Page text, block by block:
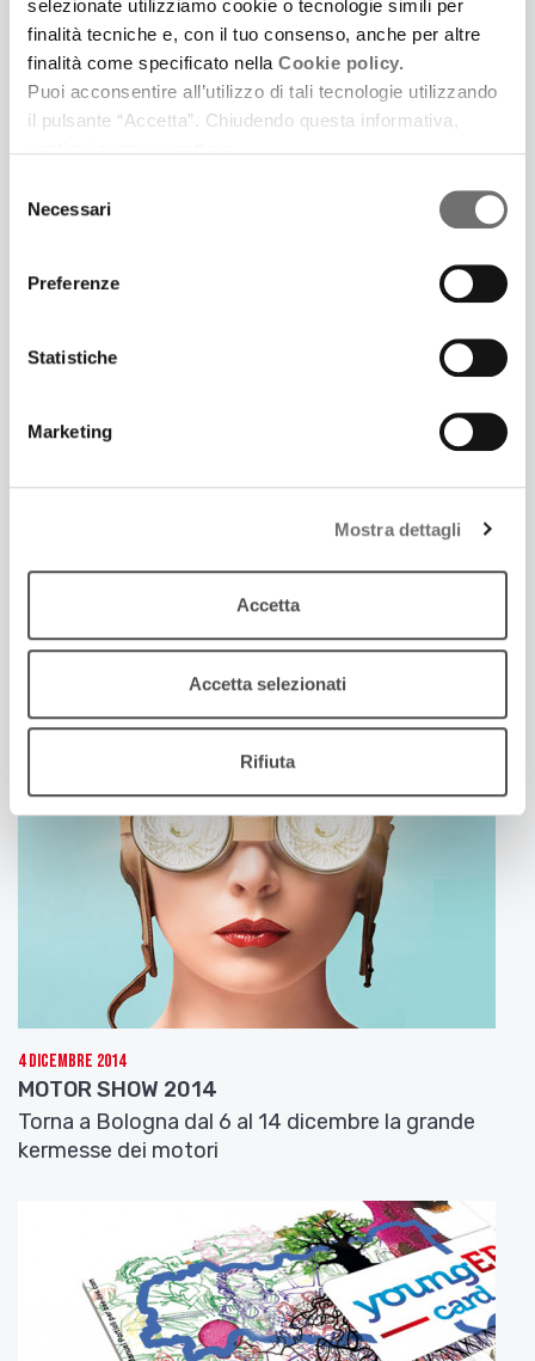
selezionate utilizziamo cookie o tecnologie simili per
finalità tecniche e, con il tuo consenso, anche per altre
finalità come specificato nella Cookie policy.
Puoi acconsentire all’utilizzo di tali tecnologie utilizzando
il pulsante “Accetta”. Chiudendo questa informativa,
delNecessari
Preferenze
Statistiche
Marketing
Mostra dettagli
Accetta
Accetta selezionati
Rifiuta
Medaglie d’oro e d’argento a Doha in Katar
LA NUOVA GIUNTA DELLA REGIONE EMILIA-
ROMAGNA
Regione Stefano Bonaccini ha definito nuova
Giunta della Regione Emilia-Romagna. Una
presentazione “politica”, avvenuta ieri in viale Aldo
Moro, poiché in realtà il decreto di nomina ufficiale
avverrà nella prima seduta della nuova Assemblea
legislativa, lunedì 29 dicembre. La Giunta è […]
4 Dicembre 2014
MOTOR SHOW 2014
Torna a Bologna dal 6 al 14 dicembre la grande
kermesse dei motori